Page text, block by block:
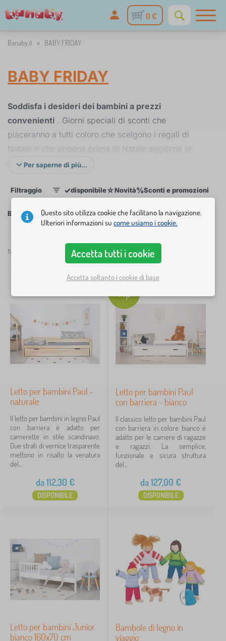
0 €
Banaby.it » BABY FRIDAY
BABY FRIDAY
Soddisfa i desideri dei bambini a prezzi
convenienti . Giorni speciali di sconti che
piaceranno a tutti coloro che scelgono i regali di
Natale o che appena prima di Natale aggiorna le
camere dei bambini.
Una selezione di novità belle, pratiche e scontate per
la cameretta dei bambini non solo sotto l'albero di
Natale.
BABY FRIDAY- solo una volta all'anno,
pezzi selezionati, ottimi prezzi.
I giorni degli sconti BABY FRIDAY stanno volgendo al
Per saperne di più...
Filtraggio ✓disponibile☆Novità%Sconti e promozioni
×
›
p
e
r
b
i
5
›
c
a
t
i
>
a
s
e
d
e
2
›
G
i
o
t
o
>
B
i
c
i
e
o
a
t
1
›
G
a
t
o
l
i
p
e
t
i
s
t
e
Prezzo
Disponibilità
Etichette
1
✓ BABY FRIDAY
9
Sconto
420
Mancia
58
BABY FRIDAY
totale
Consigliato
Letto per bambini Paul -
naturale
Il letto per bambini in legno Paul
con barriera è adatto per
camerette in stile scandinavo.
Due strati di vernice trasparente
mettono in risalto la venatura
del...
da112,30 €
DISPONIBILE
Tip
Letto per bambini Paul
con barriera - bianco
Il classico letto per bambini Paul
con barriera in colore bianco è
adatto per le camere di ragazze
e ragazzi. La semplice,
funzionale e sicura struttura
del...
da127,00 €
DISPONIBILE
Letto per bambini Junior
bianco 160x70 cm
Bambole di legno in
viaggio
Questo sito utilizza cookie che facilitano la navigazione.
Ulteriori informazioni sucome usiamo i cookie.
Accetta tutti i cookie
Accetta soltanto i cookie di base